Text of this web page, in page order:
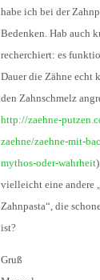
habe ich bei der
Bedenken. Hab auch
recherchiert: es
Dauer die Zähne echt
den Zahnschmelz
http://zaehne-
zaehne/zaehne-mit-
mythos-oder-wahrheit
vielleicht eine andere
Zahnpasta“, die
ist?
Gruß